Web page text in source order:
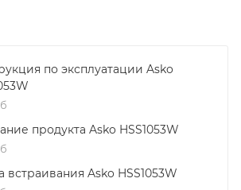
преимуществ модели является
самым сохранять чистоту и
Встроенная конструкция
дополнительную устойчивость
работе с крупными предметами.
«нажатие» делает
простым и удобным. Система
по эксплуатации Asko
продукта Asko HSS1053W
встраивания Asko HSS1053W